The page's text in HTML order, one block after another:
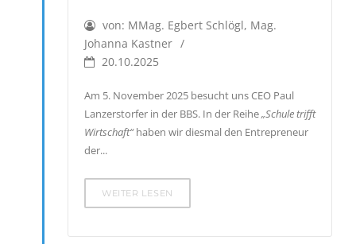
von: MMag. Egbert Schlögl, Mag.
Johanna Kastner
20.10.2025
Am 5. November 2025 besucht uns CEO Paul
Lanzerstorfer in der BBS. In der Reihe„Schule trifft
Wirtschaft“haben wir diesmal den Entrepreneur
der...
WEITER LESEN